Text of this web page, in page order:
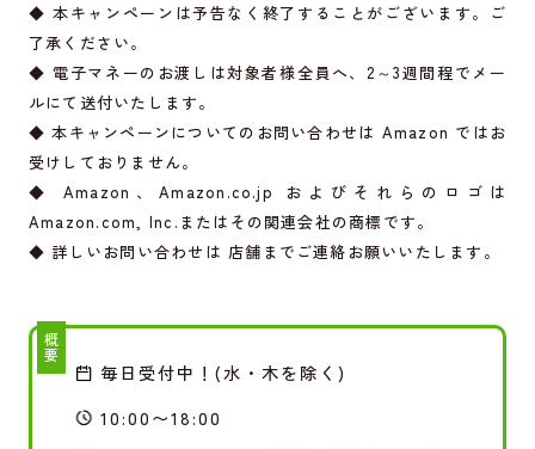
◆ 本キャンペーンは予告なく終了することがございます。ご
了承ください。
◆ 電子マネーのお渡しは対象者様全員へ、2～3週間程でメー
ルにて送付いたします。
◆ 本キャンペーンについてのお問い合わせは Amazon ではお
受けしておりません。
◆ Amazon、Amazon.co.jp
およびそれらのロゴは
Amazon.com, Inc.またはその関連会社の商標です。
◆ 詳しいお問い合わせは 店舗までご連絡お願いいたします。
概要
毎日受付中！(水・木を除く)
10:00〜18:00